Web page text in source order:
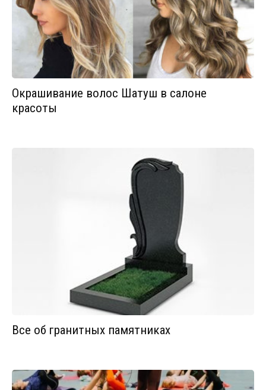
Окрашивание волос Шатуш в салоне
красоты
Все об гранитных памятниках